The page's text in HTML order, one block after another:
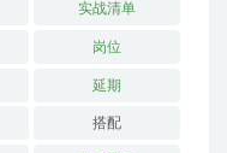
实战清单
岗位
延期
搭配